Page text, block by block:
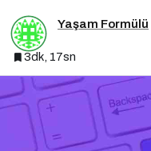
Yaşam Formülü
3dk, 17sn